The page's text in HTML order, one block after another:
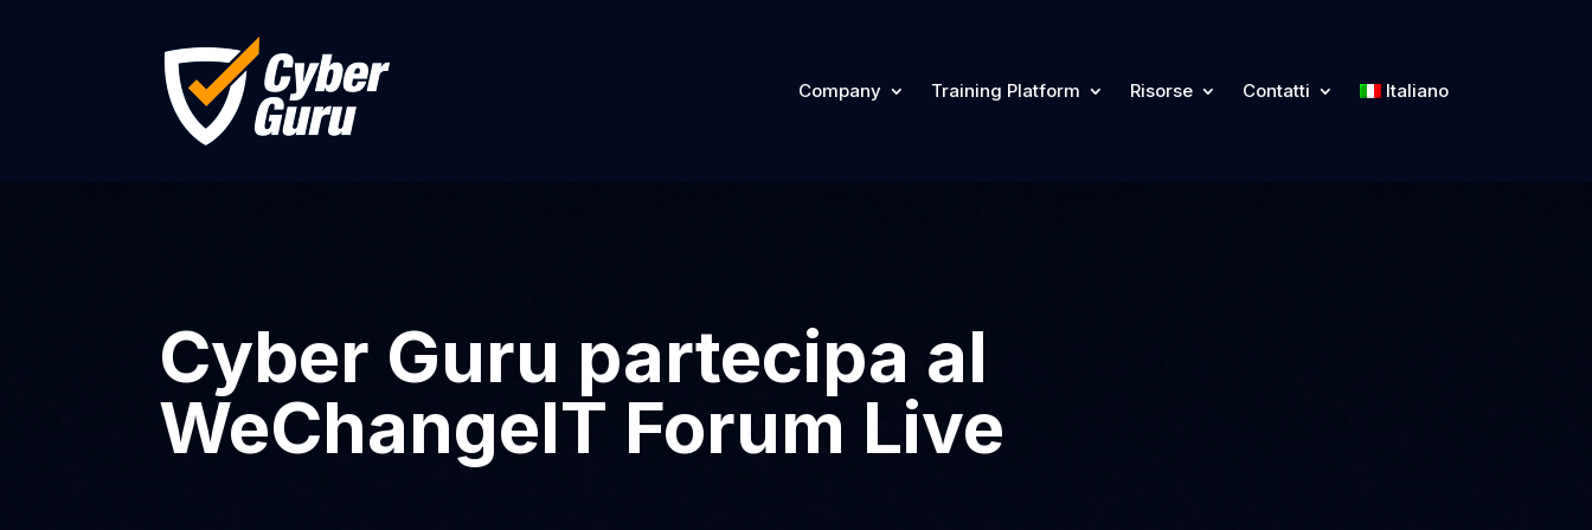
Company Training Platform Risorse Contatti Italiano
Cyber Guru partecipa al
WeChangeIT Forum Live